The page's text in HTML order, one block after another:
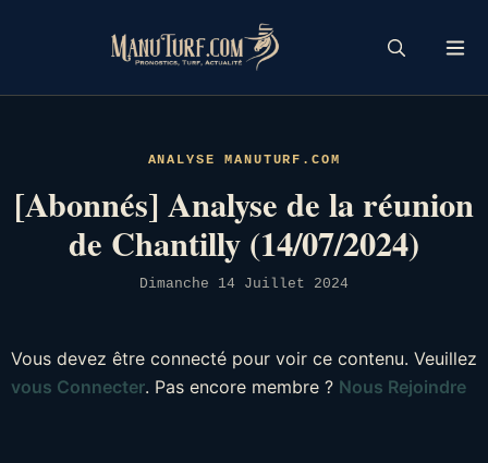
ANALYSE MANUTURF.COM
[Abonnés] Analyse de la réunion
de Chantilly (14/07/2024)
Dimanche 14 Juillet 2024
Vous devez être connecté pour voir ce contenu. Veuillez
vous Connecter. Pas encore membre ? Nous Rejoindre